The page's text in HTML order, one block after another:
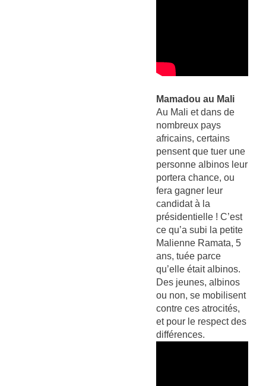
Mamadou au Mali
Au Mali et dans de
nombreux pays
africains, certains
pensent que tuer une
personne albinos leur
portera chance, ou
fera gagner leur
candidat à la
présidentielle ! C’est
ce qu’a subi la petite
Malienne Ramata, 5
ans, tuée parce
qu’elle était albinos.
Des jeunes, albinos
ou non, se mobilisent
contre ces atrocités,
et pour le respect des
différences.